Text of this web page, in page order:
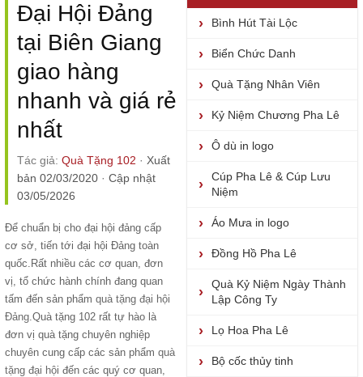
Đại Hội Đảng
tại Biên Giang
giao hàng
nhanh và giá rẻ
nhất
Tác giả: Quà Tặng 102 · Xuất
bản 02/03/2020 · Cập nhật
03/05/2026
Để chuẩn bị cho đại hội đảng cấp
cơ sở, tiến tới đại hội Đảng toàn
quốc.Rất nhiều các cơ quan, đơn
vị, tổ chức hành chính đang quan
tấm đến sản phẩm quà tặng đại hội
Đảng.Quà tặng 102 rất tự hào là
đơn vị quà tặng chuyên nghiệp
chuyên cung cấp các sản phẩm quà
tặng đại hội đến các quý cơ quan,
Bình Hút Tài Lộc
Biển Chức Danh
Quà Tặng Nhân Viên
Kỷ Niệm Chương Pha Lê
Ô dù in logo
Cúp Pha Lê & Cúp Lưu
Niệm
Áo Mưa in logo
Đồng Hồ Pha Lê
Quà Kỷ Niệm Ngày Thành
Lập Công Ty
Lọ Hoa Pha Lê
Bộ cốc thủy tinh